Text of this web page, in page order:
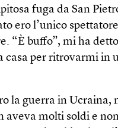
fuga da San
ero l’unico
“È buffo”, mi ha
casa per ritrovarmi in
la guerra in Ucraina,
aveva molti soldi e